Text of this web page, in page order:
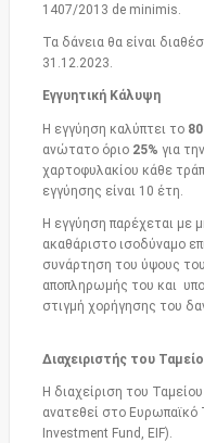
1407/2013 de minimis.
Τα δάνεια θα είναι
31.12.2023.
Εγγυητική Κάλυψη
Η εγγύηση καλύπτει το
ανώτατο όριο 25% για
χαρτοφυλακίου κάθε
εγγύησης είναι 10 έτη.
Η εγγύηση παρέχεται με
ακαθάριστο ισοδύναμο
συνάρτηση του ύψους
αποπληρωμής του και
στιγμή χορήγησης του
Διαχειριστής του
Η διαχείριση του
ανατεθεί στο Ευρωπαϊκό
Investment Fund, EIF).